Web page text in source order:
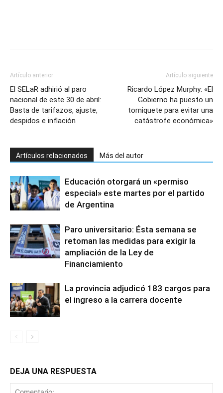
Artículo anterior
El SELaR adhirió al paro
nacional de este 30 de abril:
Basta de tarifazos, ajuste,
despidos e inflación
Artículo siguiente
Ricardo López Murphy: «El
Gobierno ha puesto un
torniquete para evitar una
catástrofe económica»
Artículos relacionados Más del autor
Educación otorgará un «permiso
especial» este martes por el partido
de Argentina
Paro universitario: Ésta semana se
retoman las medidas para exigir la
ampliación de la Ley de
Financiamiento
La provincia adjudicó 183 cargos para
el ingreso a la carrera docente
DEJA UNA RESPUESTA